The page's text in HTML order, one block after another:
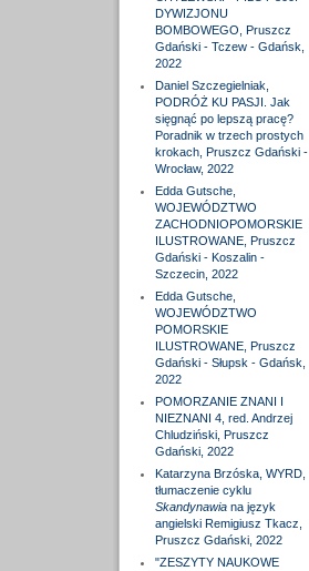
DYWIZJONU
BOMBOWEGO, Pruszcz
Gdański - Tczew - Gdańsk,
2022
Daniel Szczegielniak,
PODRÓŻ KU PASJI. Jak
sięgnąć po lepszą pracę?
Poradnik w trzech prostych
krokach, Pruszcz Gdański -
Wrocław, 2022
Edda Gutsche,
WOJEWÓDZTWO
ZACHODNIOPOMORSKIE
ILUSTROWANE, Pruszcz
Gdański - Koszalin -
Szczecin, 2022
Edda Gutsche,
WOJEWÓDZTWO
POMORSKIE
ILUSTROWANE, Pruszcz
Gdański - Słupsk - Gdańsk,
2022
POMORZANIE ZNANI I
NIEZNANI 4, red. Andrzej
Chludziński, Pruszcz
Gdański, 2022
Katarzyna Brzóska, WYRD,
tłumaczenie cyklu
Skandynawiana język
angielski Remigiusz Tkacz,
Pruszcz Gdański, 2022
"ZESZYTY NAUKOWE